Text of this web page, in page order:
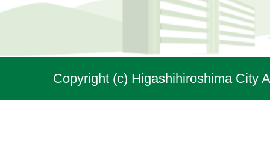
Copyright (c) Higashihiroshima City